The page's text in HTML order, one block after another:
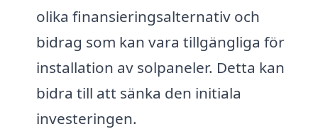
olika finansieringsalternativ och
bidrag som kan vara tillgängliga för
installation av solpaneler. Detta kan
bidra till att sänka den initiala
investeringen.